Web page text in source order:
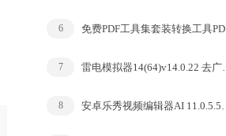
6 免费PDF工具集套装转换工具PDFgear v2.1.18
7 雷电模拟器14(64)v14.0.22 去广告绿色纯净版
8 安卓乐秀视频编辑器AI 11.0.5.5去广告解锁VIP版